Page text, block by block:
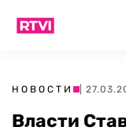
НОВОСТИ |
Власти